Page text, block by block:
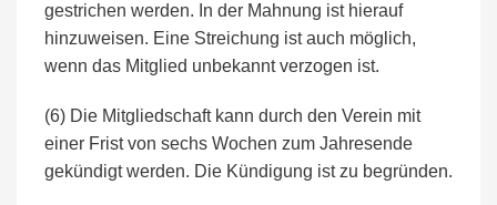
gestrichen werden. In der Mahnung ist hierauf
hinzuweisen. Eine Streichung ist auch möglich,
wenn das Mitglied unbekannt verzogen ist.
(6) Die Mitgliedschaft kann durch den Verein mit
einer Frist von sechs Wochen zum Jahresende
gekündigt werden. Die Kündigung ist zu begründen.